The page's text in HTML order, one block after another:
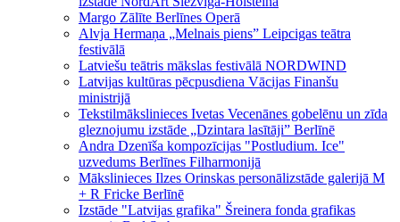
Margo Zālīte Berlīnes Operā
Alvja Hermaņa „Melnais piens” Leipcigas teātra
festivālā
Latviešu teātris mākslas festivālā NORDWIND
Latvijas kultūras pēcpusdiena Vācijas Finanšu
ministrijā
Tekstilmākslinieces Ivetas Vecenānes gobelēnu un zīda
gleznojumu izstāde „Dzintara lasītāji” Berlīnē
Andra Dzenīša kompozīcijas "Postludium. Ice"
uzvedums Berlīnes Filharmonijā
Mākslinieces Ilzes Orinskas personālizstāde galerijā M
+ R Fricke Berlīnē
Izstāde "Latvijas grafika" Šreinera fonda grafikas